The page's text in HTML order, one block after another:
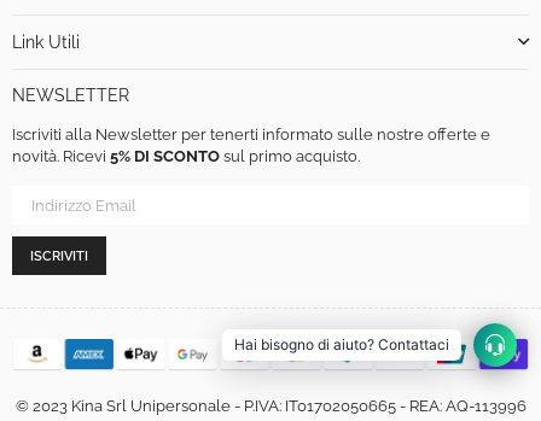
Link Utili
NEWSLETTER
Iscriviti alla Newsletter per tenerti informato sulle nostre offerte e
novità. Ricevi 5% DI SCONTO sul primo acquisto.
ISCRIVITI
© 2023 Kina Srl Unipersonale - P.IVA: IT01702050665 - REA: AQ-113996
Hai bisogno di aiuto? Contattaci